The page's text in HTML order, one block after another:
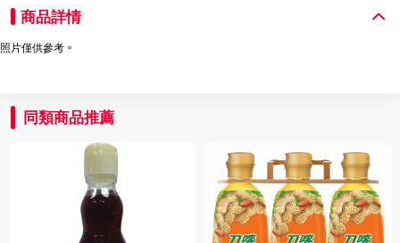
商品詳情
照片僅供參考。
同類商品推薦